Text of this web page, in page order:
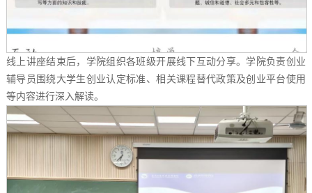
线上讲座结束后，学院组织各班级开展线下互动分享。学院负责创业
辅导员围绕大学生创业认定标准、相关课程替代政策及创业平台使用
等内容进行深入解读。